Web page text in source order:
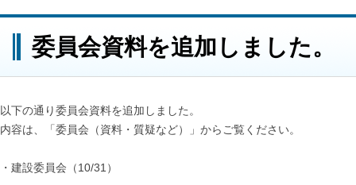
委員会資料を追加しました。
以下の通り委員会資料を追加しました。
内容は、「委員会（資料・質疑など）」からご覧ください。
・建設委員会（10/31）